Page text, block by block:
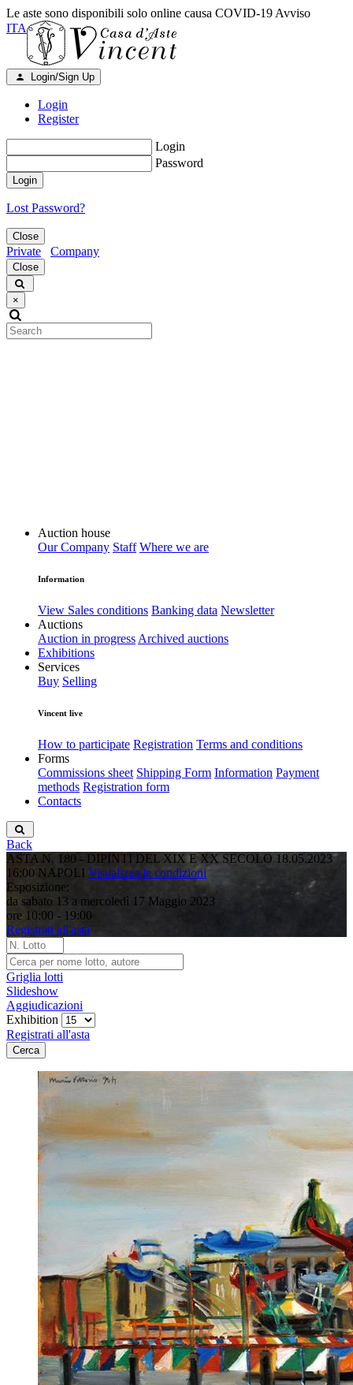
Le aste sono disponibili solo online causa COVID-19 Avviso
ITA
Login/Sign Up
Login
Register
Login
Password
Login
Lost Password?
Close
Private Company
Close
×
Auction house
Our Company Staff Where we are
Information
View Sales conditions Banking data Newsletter
Auctions
Auction in progress Archived auctions
Exhibitions
Services
Buy Selling
Vincent live
How to participate Registration Terms and conditions
Forms
Commissions sheet Shipping Form Information Payment
methods Registration form
Contacts
Back
ASTA N. 180 - DIPINTI DEL XIX E XX SECOLO 18.05.2023
16:00 NAPOLI Visualizza le condizioni
Esposizione:
da sabato 13 a mercoledì 17 Maggio 2023
ore 10:00 - 19:00
Registrati all'asta
Griglia lotti
Slideshow
Aggiudicazioni
Exhibition
Registrati all'asta